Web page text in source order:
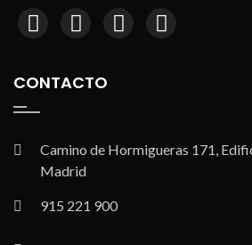
CONTACTO
Camino de Hormigueras 171,
Madrid
915 221 900